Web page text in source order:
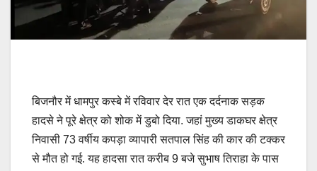
बिजनौर में धामपुर कस्बे में रविवार देर रात एक दर्दनाक सड़क
हादसे ने पूरे क्षेत्र को शोक में डुबो दिया. जहां मुख्य डाकघर क्षेत्र
निवासी 73 वर्षीय कपड़ा व्यापारी सतपाल सिंह की कार की टक्कर
से मौत हो गई. यह हादसा रात करीब 9 बजे सुभाष तिराहा के पास